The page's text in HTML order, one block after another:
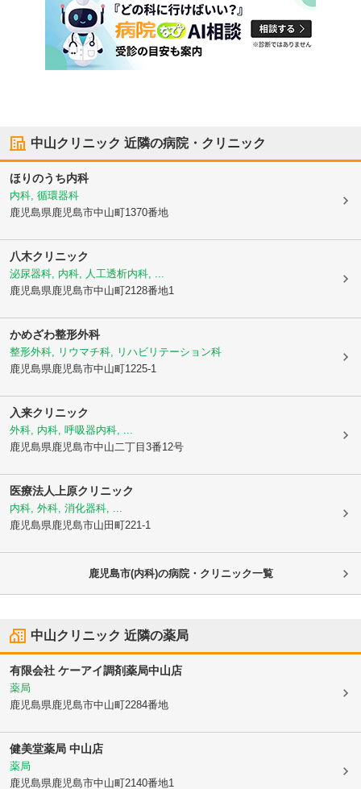
中山クリニック 近隣の病院・クリニック
ほりのうち内科
内科, 循環器科
鹿児島県鹿児島市中山町1370番地
八木クリニック
泌尿器科, 内科, 人工透析内科, ...
鹿児島県鹿児島市中山町2128番地1
かめざわ整形外科
整形外科, リウマチ科, リハビリテーション科
鹿児島県鹿児島市中山町1225-1
入来クリニック
外科, 内科, 呼吸器内科, ...
鹿児島県鹿児島市中山二丁目3番12号
医療法人 上原クリニック
内科, 外科, 消化器科, ...
鹿児島県鹿児島市山田町221-1
鹿児島市(内科)の病院・クリニック一覧
中山クリニック 近隣の薬局
有限会社 ケーアイ調剤薬局中山店
薬局
鹿児島県鹿児島市中山町2284番地
健美堂薬局 中山店
薬局
鹿児島県鹿児島市中山町2140番地1